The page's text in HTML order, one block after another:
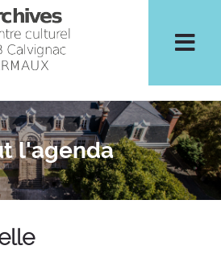
l'agenda